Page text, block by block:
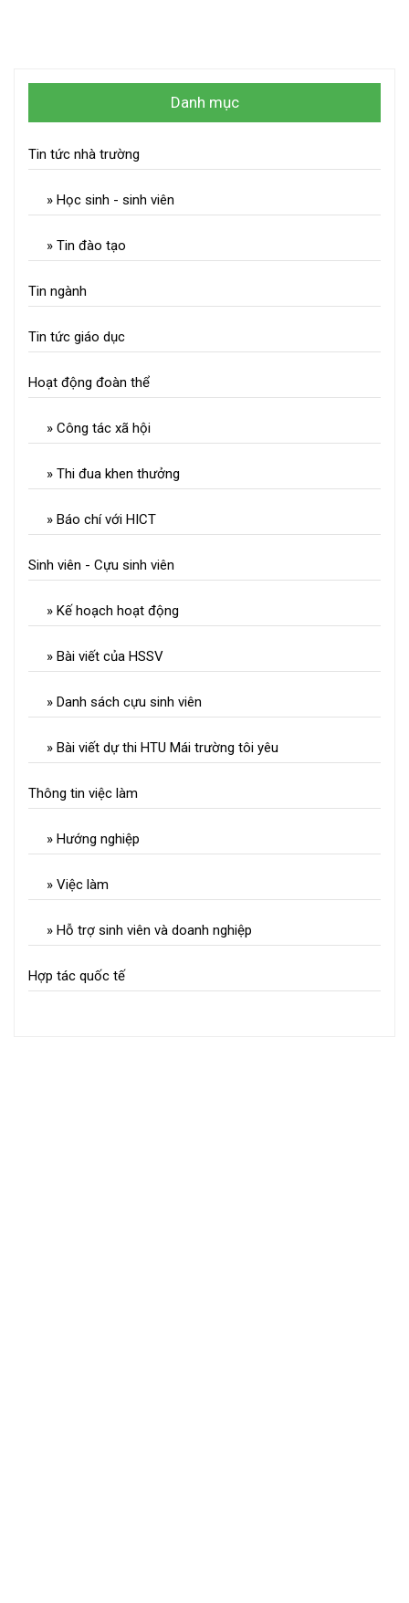
Danh mục
Tin tức nhà trường
» Học sinh - sinh viên
» Tin đào tạo
Tin ngành
Tin tức giáo dục
Hoạt động đoàn thể
» Công tác xã hội
» Thi đua khen thưởng
» Báo chí với HICT
Sinh viên - Cựu sinh viên
» Kế hoạch hoạt động
» Bài viết của HSSV
» Danh sách cựu sinh viên
» Bài viết dự thi HTU Mái trường tôi yêu
Thông tin việc làm
» Hướng nghiệp
» Việc làm
» Hỗ trợ sinh viên và doanh nghiệp
Hợp tác quốc tế